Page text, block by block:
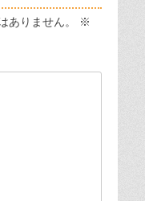
ありません。
※